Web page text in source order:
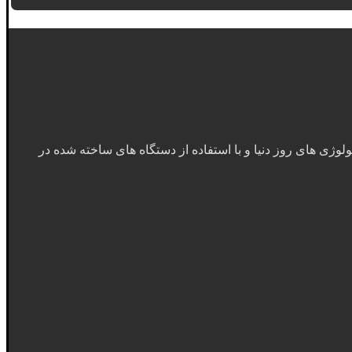
های روز دنیا و با استفاده از دستگاه های ساخته شده در